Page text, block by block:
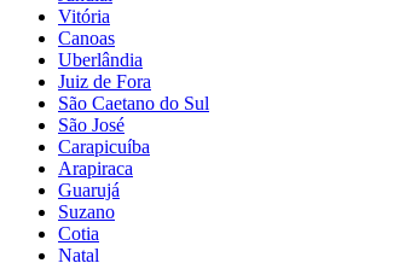
Vitória
Canoas
Uberlândia
Juiz de Fora
São Caetano do Sul
São José
Carapicuíba
Arapiraca
Guarujá
Suzano
Cotia
Natal